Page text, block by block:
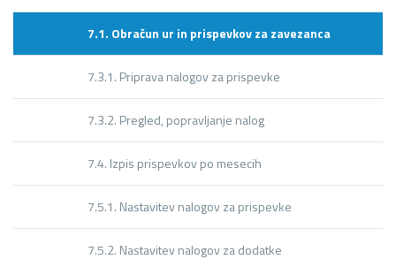
7.1. Obračun ur in prispevkov za zavezanca
7.3.1. Priprava nalogov za prispevke
7.3.2. Pregled, popravljanje nalog
7.4. Izpis prispevkov po mesecih
7.5.1. Nastavitev nalogov za prispevke
7.5.2. Nastavitev nalogov za dodatke